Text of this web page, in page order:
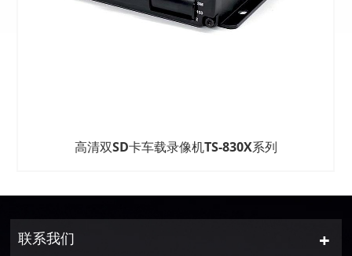
高清双SD卡车载录像机TS-830X系列
联系我们